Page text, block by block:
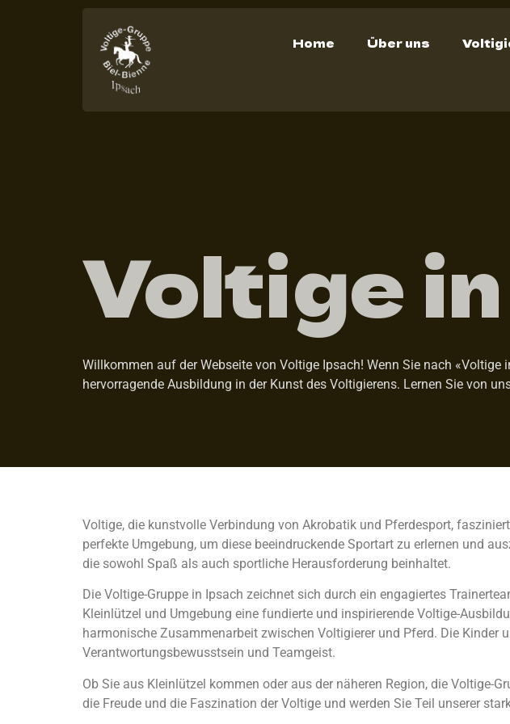
Home Über uns
Voltige
Willkommen auf der Webseite von Voltige Ipsach! Wenn Sie nach
hervorragende Ausbildung in der Kunst des Voltigierens. Lernen Sie von
Voltige, die kunstvolle Verbindung von Akrobatik und Pferdesport,
perfekte Umgebung, um diese beeindruckende Sportart zu erlernen und
die sowohl Spaß als auch sportliche Herausforderung beinhaltet.
Die Voltige-Gruppe in Ipsach zeichnet sich durch ein engagiertes
Kleinlützel und Umgebung eine fundierte und inspirierende Voltige-
harmonische Zusammenarbeit zwischen Voltigierer und Pferd. Die
Verantwortungsbewusstsein und Teamgeist.
Ob Sie aus Kleinlützel kommen oder aus der näheren Region, die Voltige-
die Freude und die Faszination der Voltige und werden Sie Teil unserer